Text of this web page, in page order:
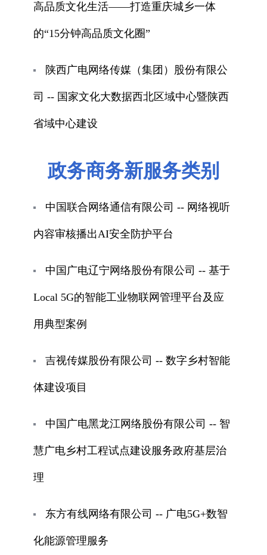
高品质文化生活——打造重庆城乡一体
的“15分钟高品质文化圈”
陕西广电网络传媒（集团）股份有限公
司 -- 国家文化大数据西北区域中心暨陕西
省域中心建设
政务商务新服务类别
中国联合网络通信有限公司 -- 网络视听
内容审核播出AI安全防护平台
中国广电辽宁网络股份有限公司 -- 基于
Local 5G的智能工业物联网管理平台及应
用典型案例
吉视传媒股份有限公司 -- 数字乡村智能
体建设项目
中国广电黑龙江网络股份有限公司 -- 智
慧广电乡村工程试点建设服务政府基层治
理
东方有线网络有限公司 -- 广电5G+数智
化能源管理服务